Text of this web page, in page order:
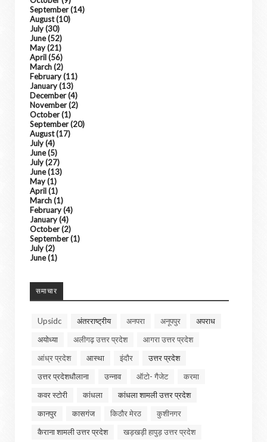
September(14)
August(10)
July(30)
June(52)
May(21)
April(56)
March(2)
February(11)
January(13)
December(4)
November(2)
October(1)
September(20)
August(17)
July(4)
June(5)
July(27)
June(13)
May(1)
April(1)
March(1)
February(4)
January(4)
October(2)
September(1)
July(2)
June(1)
समाचार
Upsidc अंतरराष्ट्रीय अनपरा अनूपपुर
अपराध
अयोध्या
अलीगढ़ उत्तर प्रदेश
आगरा उत्तर प्रदेश
आंध्र प्रदेश
आस्था इंदौर
उत्तर प्रदेश
उत्तर प्रदेशधौलाना
उन्नाव ऑटो- गैजेट
करमा
कवर स्टोरी
कांधला
कांधला शामली उत्तर प्रदेश
कानपुर
कासगंज किठौर मेरठ
कुशीनगर
कैराना शामली उत्तर प्रदेश
खड़खड़ी हापुड़ उत्तर प्रदेश